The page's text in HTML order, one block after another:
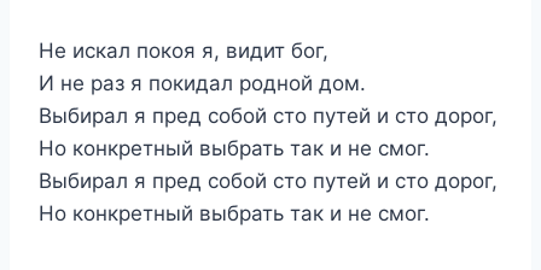
Не искал покоя я, видит бог,
И не раз я покидал родной дом.
Выбирал я пред собой сто путей и сто дорог,
Но конкретный выбрать так и не смог.
Выбирал я пред собой сто путей и сто дорог,
Но конкретный выбрать так и не смог.